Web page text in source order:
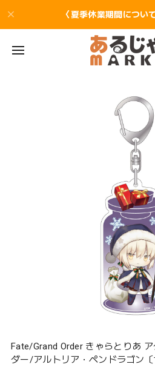
〈夏季休業期間につい
Fate/Grand Order きゃらとりあ
ダー/アルトリア・ペンドラゴン〔